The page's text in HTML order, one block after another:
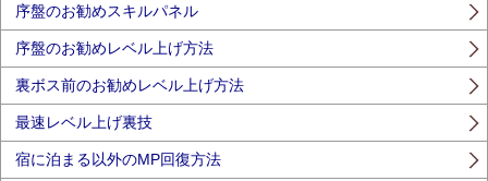
序盤のお勧めスキルパネル
序盤のお勧めレベル上げ方法
裏ボス前のお勧めレベル上げ方法
最速レベル上げ裏技
宿に泊まる以外のMP回復方法